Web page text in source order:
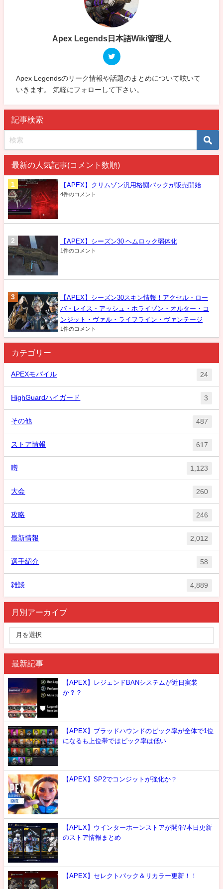
Apex Legends日本語Wiki管理人
Apex Legendsのリーク情報や話題のまとめについて呟いて
いきます。 気軽にフォローして下さい。
記事検索
最新の人気記事(コメント数順)
【APEX】クリムゾン汎用格闘パックが販売開始
4件のコメント
【APEX】シーズン30 ヘムロック弱体化
1件のコメント
【APEX】シーズン30スキン情報！アクセル・ロー
バ・レイス・アッシュ・ホライゾン・オルター・コ
ンジット・ヴァル・ライフライン・ヴァンテージ
1件のコメント
カテゴリー
APEXモバイル 24
HighGuardハイガード 3
その他 487
ストア情報 617
噂 1,123
大会 260
攻略 246
最新情報 2,012
選手紹介 58
雑談 4,889
月別アーカイブ
最新記事
【APEX】レジェンドBANシステムが近日実装
か？？
【APEX】ブラッドハウンドのピック率が全体で1位
になるも上位帯ではピック率は低い
【APEX】SP2でコンジットが強化か？
【APEX】ウインターホーンストアが開催/本日更新
のストア情報まとめ
【APEX】セレクトパック＆リカラー更新！！